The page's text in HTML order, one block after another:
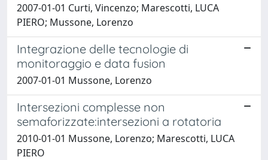
2007-01-01 Curti, Vincenzo; Marescotti, LUCA
PIERO; Mussone, Lorenzo
Integrazione delle tecnologie di
monitoraggio e data fusion
2007-01-01 Mussone, Lorenzo
Intersezioni complesse non
semaforizzate:intersezioni a rotatoria
2010-01-01 Mussone, Lorenzo; Marescotti, LUCA
PIERO